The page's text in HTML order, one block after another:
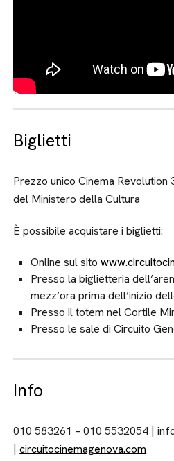
Biglietti
Prezzo unico Cinema Revolution
del Ministero della Cultura
È possibile acquistare i biglietti:
Online sul sito
Presso la biglietteria
mezz’ora prima dell’inizio
Presso il totem nel Cortile
Presso le sale di Circuito
Info
010 583261 – 010 5532054 |
|circuitocinemagenova.com